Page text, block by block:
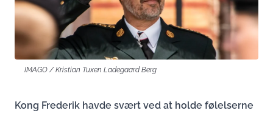
IMAGO / Kristian Tuxen Ladegaard Berg
Kong Frederik havde svært ved at holde følelserne